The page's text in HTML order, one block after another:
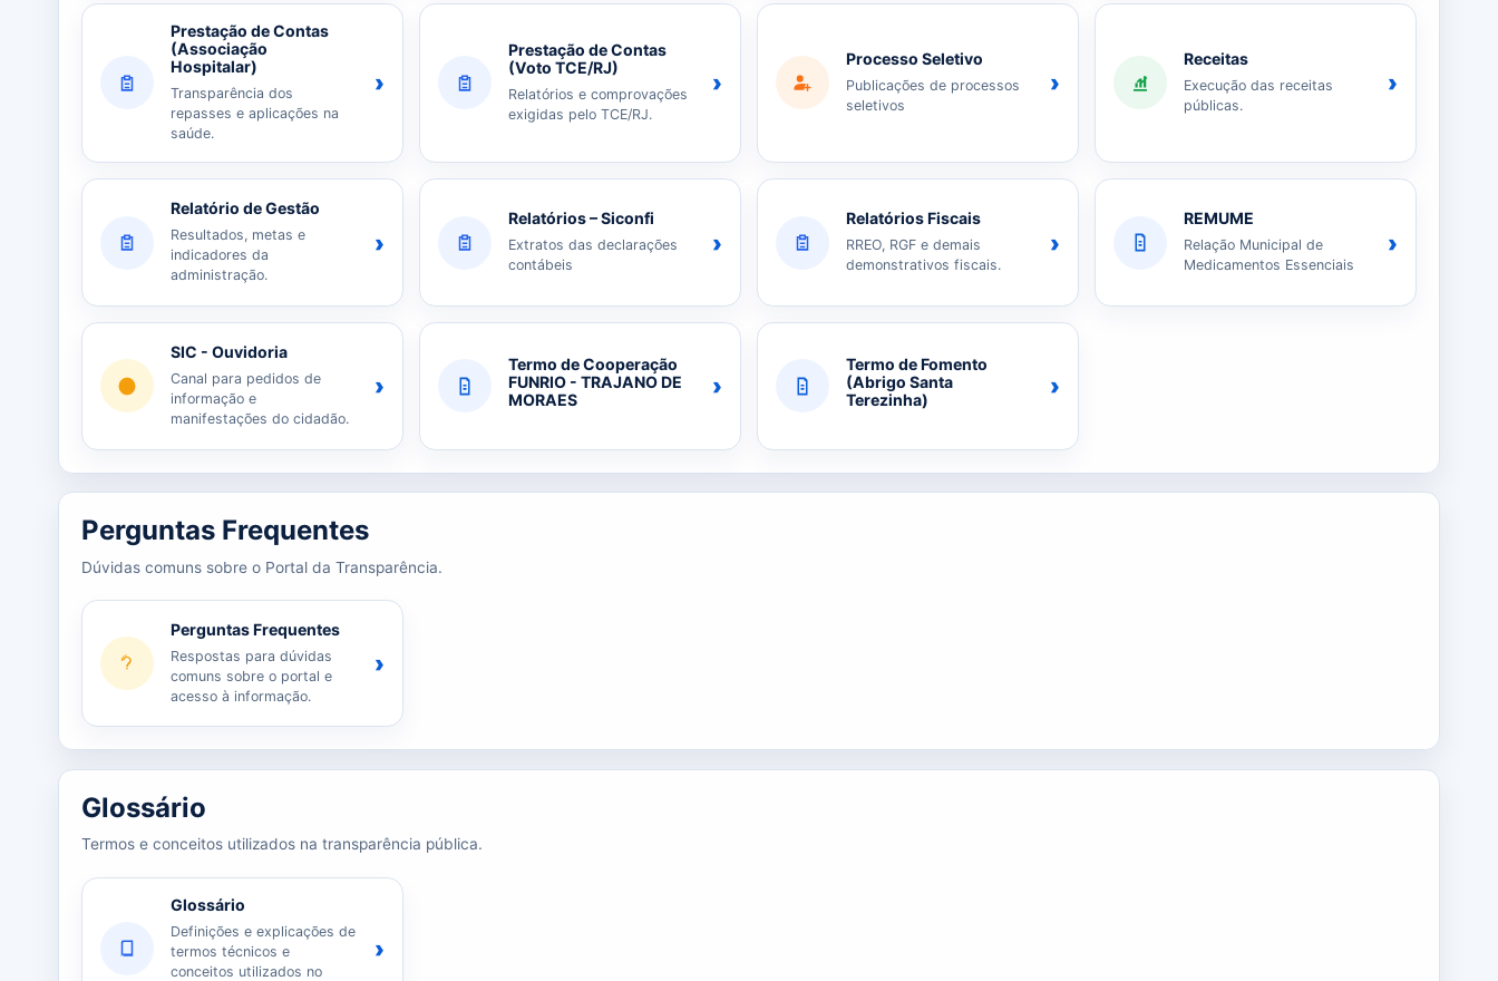
Prestação de Contas
(Associação
Hospitalar)
Transparência dos
repasses e aplicações na
saúde.
›
Prestação de Contas
(Voto TCE/RJ)
Relatórios e comprovações
exigidas pelo TCE/RJ.
›
Processo Seletivo
Publicações de processos
seletivos
›
Receitas
Execução das receitas
públicas.
›
Relatório de Gestão
Resultados, metas e
indicadores da
administração.
›
Relatórios – Siconfi
Extratos das declarações
contábeis
›
Relatórios Fiscais
RREO, RGF e demais
demonstrativos fiscais.
›
REMUME
Relação Municipal de
Medicamentos Essenciais
›
SIC - Ouvidoria
Canal para pedidos de
informação e
manifestações do cidadão.
›
Termo de Cooperação
FUNRIO - TRAJANO DE
MORAES
›
Termo de Fomento
(Abrigo Santa
Terezinha)
›
Perguntas Frequentes
Dúvidas comuns sobre o Portal da Transparência.
Perguntas Frequentes
Respostas para dúvidas
comuns sobre o portal e
acesso à informação.
›
Glossário
Termos e conceitos utilizados na transparência pública.
Glossário
Definições e explicações de
termos técnicos e
conceitos utilizados no
›